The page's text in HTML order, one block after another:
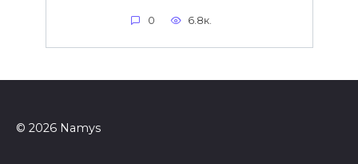
0 6.8к.
© 2026 Namys